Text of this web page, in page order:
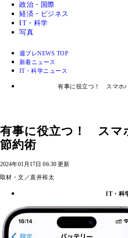
政治・国際
経済・ビジネス
IT・科学
写真
週プレNEWS TOP
新着ニュース
IT・科学ニュース
有事に役立つ！ スマホ
有事に役立つ！ スマ
節約術
2024年01月17日 06:30 更新
取材・文／直井裕太
IT・科